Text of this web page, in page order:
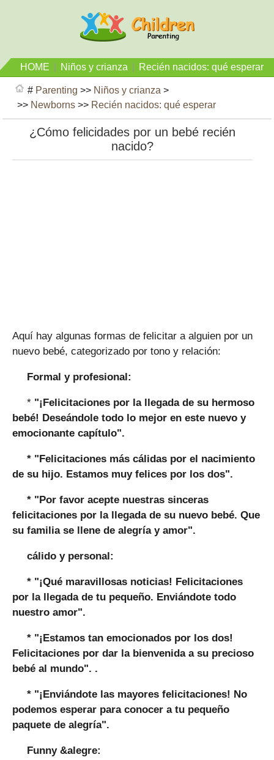
HOME Niños y crianza Recién nacidos: qué esperar
# Parenting >> Niños y crianza >
>> Newborns >> Recién nacidos: qué esperar
¿Cómo felicidades por un bebé recién
nacido?
Aquí hay algunas formas de felicitar a alguien por un
nuevo bebé, categorizado por tono y relación:
Formal y profesional:
* "¡Felicitaciones por la llegada de su hermoso
bebé! Deseándole todo lo mejor en este nuevo y
emocionante capítulo".
* "Felicitaciones más cálidas por el nacimiento
de su hijo. Estamos muy felices por los dos".
* "Por favor acepte nuestras sinceras
felicitaciones por la llegada de su nuevo bebé. Que
su familia se llene de alegría y amor".
cálido y personal:
* "¡Qué maravillosas noticias! Felicitaciones
por la llegada de tu pequeño. Enviándote todo
nuestro amor".
* "¡Estamos tan emocionados por los dos!
Felicitaciones por dar la bienvenida a su precioso
bebé al mundo". .
* "¡Enviándote las mayores felicitaciones! No
podemos esperar para conocer a tu pequeño
paquete de alegría".
Funny &alegre: